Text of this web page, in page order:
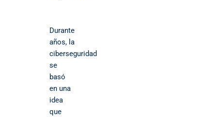
Durante
años, la
ciberseguridad
se
basó
en una
idea
que